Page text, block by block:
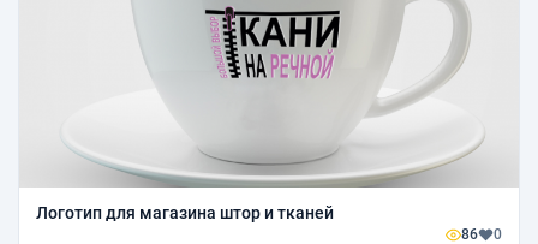
Логотип для магазина штор и тканей
86 0